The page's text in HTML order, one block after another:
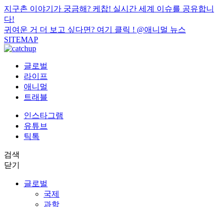
지구촌 이야기가 궁금해? 케찹! 실시간 세계 이슈를 공유합니
다!
귀여운 거 더 보고 싶다면? 여기 클릭 ! @애니멀 뉴스
SITEMAP
글로벌
라이프
애니멀
트래블
인스타그램
유튜브
틱톡
검색
닫기
글로벌
국제
과학